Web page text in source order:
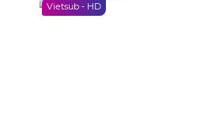
Vietsub - HD